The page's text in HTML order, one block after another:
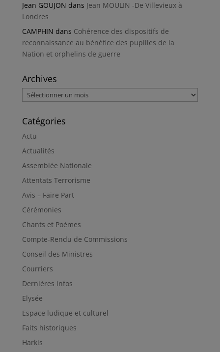
Jean GOUJON dans Jean MOULIN -De Villevieux à
Londres
CAMPHIN dans Cohérence des dispositifs de
reconnaissance au bénéfice des pupilles de la
Nation et orphelins de guerre
Archives
Archives
Catégories
Actu
Actualités
Assemblée Nationale
Attentats Terrorisme
Avis – Faire Part
Cérémonies
Chants et Poèmes
Compte-Rendu de Commissions
Conseil des Ministres
Courriers
Dernières infos
Elysée
Espace ludique et culturel
Faits historiques
Harkis